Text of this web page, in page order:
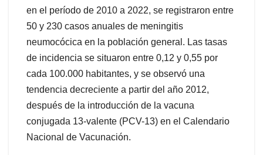
en el período de 2010 a 2022, se registraron entre
50 y 230 casos anuales de meningitis
neumocócica en la población general. Las tasas
de incidencia se situaron entre 0,12 y 0,55 por
cada 100.000 habitantes, y se observó una
tendencia decreciente a partir del año 2012,
después de la introducción de la vacuna
conjugada 13-valente (PCV-13) en el Calendario
Nacional de Vacunación.